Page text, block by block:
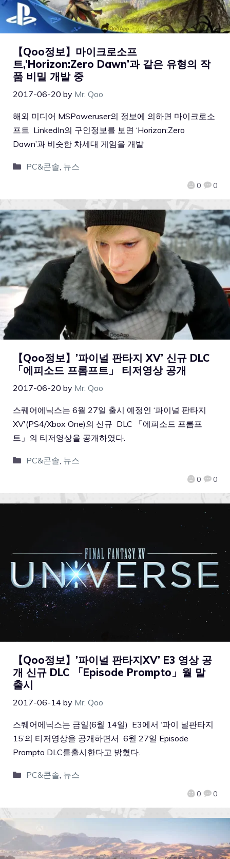
【Qoo정보】마이크로소프
트,’Horizon:Zero Dawn’과 같은 유형의 작
품 비밀 개발 중
2017-06-20 by Mr. Qoo
0 0
해외 미디어 MSPoweruser의 정보에 의하면 마이크로소
프트 LinkedIn의 구인정보를 보면 ‘Horizon:Zero
Dawn’과 비슷한 차세대 게임을 개발
PC&콘솔 뉴스
【Qoo정보】’파이널 판타지 XV’ 신규 DLC
「에피소드 프롬프트」 티저영상 공개
2017-06-20 by Mr. Qoo
0 0
스퀘어에닉스는 6월 27일 출시 예정인 ‘파이널 판타지
XV'(PS4/Xbox One)의 신규 DLC 「에피소드 프롬프
트」의 티저영상을 공개하였다.
PC&콘솔, 뉴스
【Qoo정보】’파이널 판타지XV’ E3 영상 공
개 신규 DLC 「Episode Prompto」월 말
출시
2017-06-14 by Mr. Qoo
0 0
스퀘어에닉스는 금일(6월 14일) E3에서 ‘파이 널판타지
15’의 티저영상을 공개하면서 6월 27일 Episode
Prompto DLC를출시한다고 밝혔다.
PC&콘솔, 뉴스